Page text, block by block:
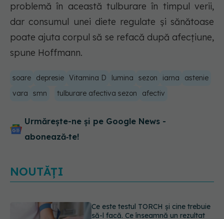
problemă în această tulburare în timpul verii,
dar consumul unei diete regulate și sănătoase
poate ajuta corpul să se refacă după afecțiune,
spune Hoffmann.
soare depresie Vitamina D lumina sezon iarna
astenie
vara
smn tulburare afectiva sezon afectiv
Urmărește-ne și pe Google News -
abonează‑te!
NOUTĂȚI
Caz șocant la Cluj. Echipaj de
ambulanță atacat în timpul unei